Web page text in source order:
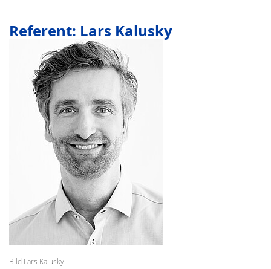
Referent: Lars Kalusky
Bild Lars Kalusky